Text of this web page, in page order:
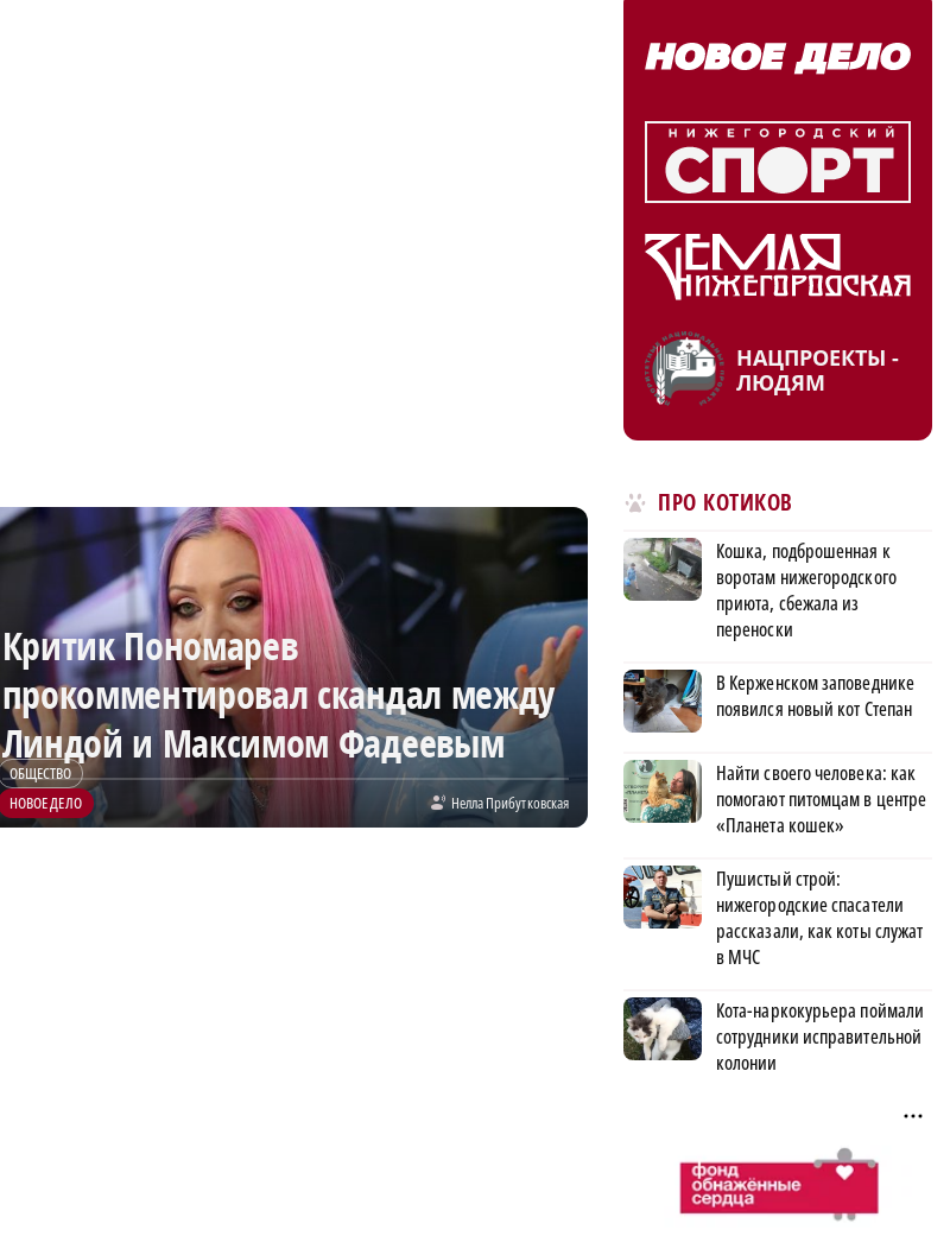
Критик Пономарев
прокомментировал скандал между
Линдой и Максимом Фадеевым
НОВОЕ ДЕЛО
ОБЩЕСТВО
Нелла Прибутковская
НАЦПРОЕКТЫ -
ЛЮДЯМ
ПРО КОТИКОВ
Кошка, подброшенная к
воротам нижегородского
приюта, сбежала из
переноски
В Керженском заповеднике
появился новый кот Степан
Найти своего человека: как
помогают питомцам в центре
«Планета кошек»
Пушистый строй:
нижегородские спасатели
рассказали, как коты служат
в МЧС
Кота-наркокурьера поймали
сотрудники исправительной
колонии